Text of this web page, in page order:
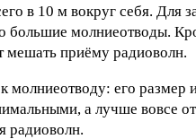
в 10 м вокруг себя. Для
большие молниеотводы.
мешать приёму радиоволн.
молниеотводу: его
а лучше вовсе
радиоволн.